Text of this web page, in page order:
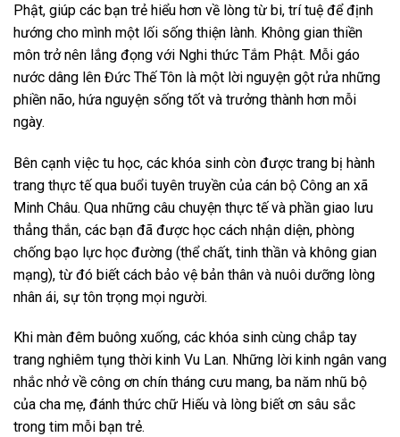
Phật, giúp các bạn trẻ hiểu hơn về lòng từ bi, trí tuệ để định
hướng cho mình một lối sống thiện lành. Không gian thiền
môn trở nên lắng đọng với Nghi thức Tắm Phật. Mỗi gáo
nước dâng lên Đức Thế Tôn là một lời nguyện gột rửa những
phiền não, hứa nguyện sống tốt và trưởng thành hơn mỗi
ngày.
Bên cạnh việc tu học, các khóa sinh còn được trang bị hành
trang thực tế qua buổi tuyên truyền của cán bộ Công an xã
Minh Châu. Qua những câu chuyện thực tế và phần giao lưu
thẳng thắn, các bạn đã được học cách nhận diện, phòng
chống bạo lực học đường (thể chất, tinh thần và không gian
mạng), từ đó biết cách bảo vệ bản thân và nuôi dưỡng lòng
nhân ái, sự tôn trọng mọi người.
Khi màn đêm buông xuống, các khóa sinh cùng chắp tay
trang nghiêm tụng thời kinh Vu Lan. Những lời kinh ngân vang
nhắc nhở về công ơn chín tháng cưu mang, ba năm nhũ bộ
của cha mẹ, đánh thức chữ Hiếu và lòng biết ơn sâu sắc
trong tim mỗi bạn trẻ.